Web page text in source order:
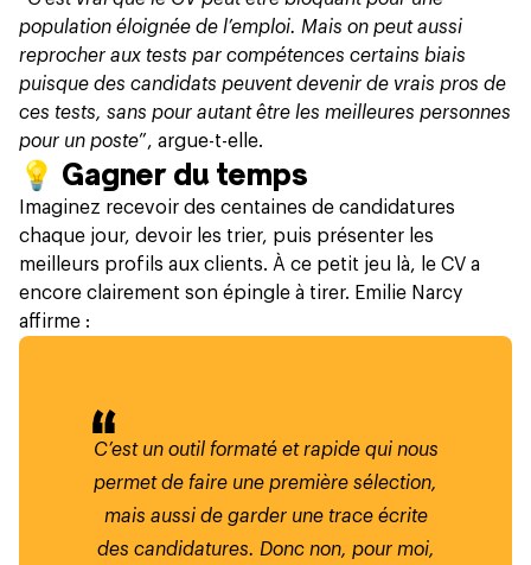
population éloignée de l’emploi. Mais on peut aussi
reprocher aux tests par compétences certains biais
puisque des candidats peuvent devenir de vrais pros de
ces tests, sans pour autant être les meilleures personnes
pour un poste”, argue-t-elle.
💡 Gagner du temps
Imaginez recevoir des centaines de candidatures
chaque jour, devoir les trier, puis présenter les
meilleurs profils aux clients. À ce petit jeu là, le CV a
encore clairement son épingle à tirer. Emilie Narcy
affirme :
C’est un outil formaté et rapide qui nous
permet de faire une première sélection,
mais aussi de garder une trace écrite
des candidatures. Donc non, pour moi,